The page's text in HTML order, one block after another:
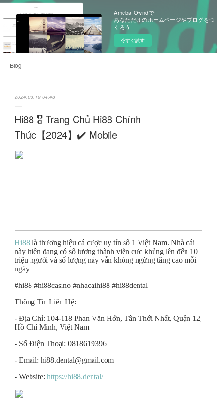
Ameba Owndで
あなただけのホームページやブログをつ
くろう
今すぐ試す
Blog
2024.08.19 04:48
Hi88 🎖️ Trang Chủ Hi88 Chính
Thức【2024】✔️ Mobile